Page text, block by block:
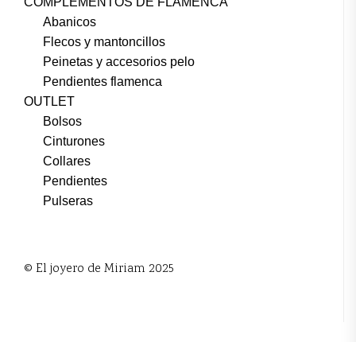
Abanicos
Flecos y mantoncillos
Peinetas y accesorios pelo
Pendientes flamenca
OUTLET
Bolsos
Cinturones
Collares
Pendientes
Pulseras
© El joyero de Miriam 2025